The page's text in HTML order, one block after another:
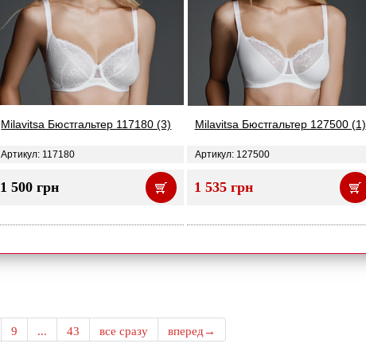
Milavitsa Бюстгальтер 117180 (3)
Артикул: 117180
1 500 грн
Milavitsa Бюстгальтер 127500 (1)
Артикул: 127500
1 535 грн
9 ... 43 все сразу вперед→